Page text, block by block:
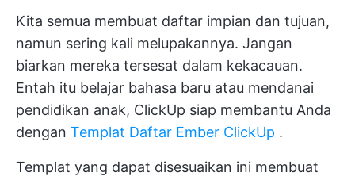
Kita semua membuat daftar impian dan tujuan,
namun sering kali melupakannya. Jangan
biarkan mereka tersesat dalam kekacauan.
Entah itu belajar bahasa baru atau mendanai
pendidikan anak, ClickUp siap membantu Anda
dengan Templat Daftar Ember ClickUp .
Templat yang dapat disesuaikan ini membuat